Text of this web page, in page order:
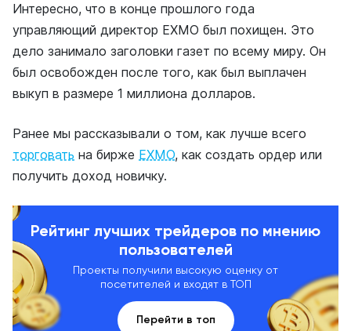
Интересно, что в конце прошлого года
управляющий директор EXMO был похищен. Это
дело занимало заголовки газет по всему миру. Он
был освобожден после того, как был выплачен
выкуп в размере 1 миллиона долларов.
Ранее мы рассказывали о том, как лучше всего
торговать на бирже EXMO, как создать ордер или
получить доход новичку.
Рейтинг лучших трейдеров по мнению
пользователей
Проекты получили высокую оценку от
посетителей и входят в ТОП
Перейти в топ